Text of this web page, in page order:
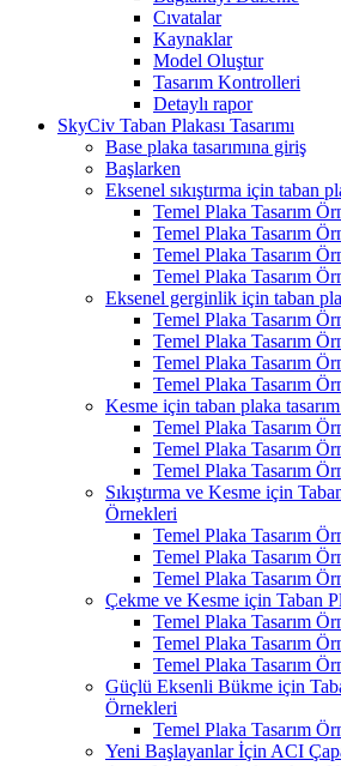
Cıvatalar
Kaynaklar
Model Oluştur
Tasarım Kontrolleri
Detaylı rapor
SkyCiv Taban Plakası Tasarımı
Base plaka tasarımına giriş
Başlarken
Eksenel sıkıştırma için taban
Temel Plaka Tasarım
Temel Plaka Tasarım
Temel Plaka Tasarım
Temel Plaka Tasarım
Eksenel gerginlik için taban
Temel Plaka Tasarım
Temel Plaka Tasarım
Temel Plaka Tasarım
Temel Plaka Tasarım
Kesme için taban plaka
Temel Plaka Tasarım
Temel Plaka Tasarım
Temel Plaka Tasarım
Sıkıştırma ve Kesme için
Örnekleri
Temel Plaka Tasarım
Temel Plaka Tasarım
Temel Plaka Tasarım
Çekme ve Kesme için Taban
Temel Plaka Tasarım
Temel Plaka Tasarım
Temel Plaka Tasarım
Güçlü Eksenli Bükme için
Örnekleri
Temel Plaka Tasarım
Yeni Başlayanlar İçin ACI